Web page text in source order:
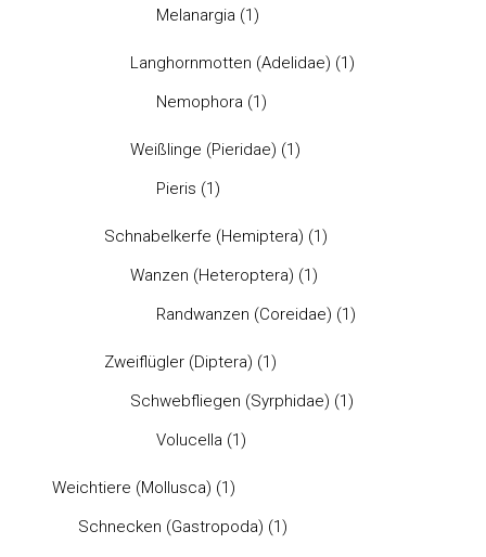
Melanargia (1)
Langhornmotten (Adelidae) (1)
Nemophora (1)
Weißlinge (Pieridae) (1)
Pieris (1)
Schnabelkerfe (Hemiptera) (1)
Wanzen (Heteroptera) (1)
Randwanzen (Coreidae) (1)
Zweiflügler (Diptera) (1)
Schwebfliegen (Syrphidae) (1)
Volucella (1)
Weichtiere (Mollusca) (1)
Schnecken (Gastropoda) (1)